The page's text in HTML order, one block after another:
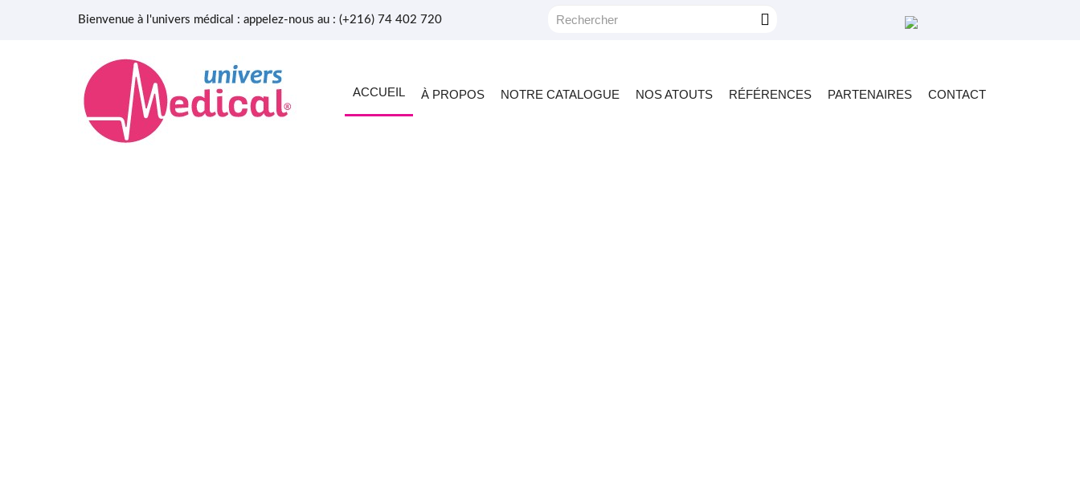
Bienvenue à l'univers médical : appelez-nous au : (+216) 74 402 720
ACCUEIL À PROPOS NOTRE CATALOGUE NOS ATOUTS RÉFÉRENCES PARTENAIRES CONTACT